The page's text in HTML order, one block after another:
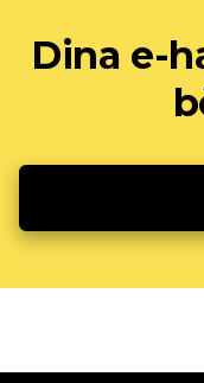
Dina e-